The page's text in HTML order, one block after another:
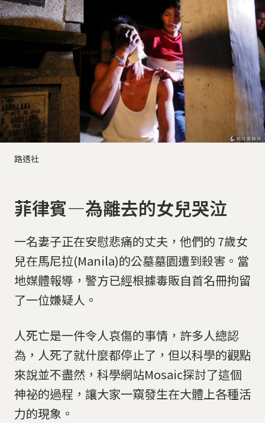
路透社
菲律賓—為離去的女兒哭泣
一名妻子正在安慰悲痛的丈夫，他們的 7歲女
兒在馬尼拉(Manila)的公墓墓園遭到殺害。當
地媒體報導，警方已經根據毒販自首名冊拘留
了一位嫌疑人。
人死亡是一件令人哀傷的事情，許多人總認
為，人死了就什麼都停止了，但以科學的觀點
來說並不盡然，科學網站Mosaic探討了這個
神祕的過程，讓大家一窺發生在大體上各種活
力的現象。